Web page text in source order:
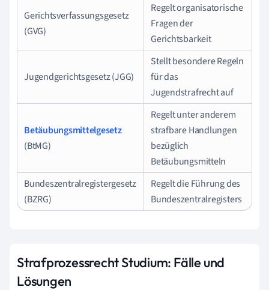
Gerichtsverfassungsgesetz
(GVG)
Regelt organisatorische
Fragen der
Gerichtsbarkeit
Jugendgerichtsgesetz (JGG)
Stellt besondere Regeln
für das
Jugendstrafrecht auf
Betäubungsmittelgesetz
(BtMG)
Regelt unter anderem
strafbare Handlungen
bezüglich
Betäubungsmitteln
Bundeszentralregistergesetz
(BZRG)
Regelt die Führung des
Bundeszentralregisters
Strafprozessrecht Studium: Fälle und
Lösungen